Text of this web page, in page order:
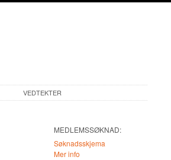
VEDTEKTER
MEDLEMSSØKNAD:
Søknadsskjema
Mer info